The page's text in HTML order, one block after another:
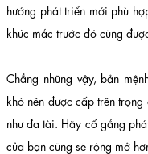
hướng phát triển mới phù
khúc mắc trước đó cũng
Chẳng những vậy, bản
khó nên được cấp trên
như đa tài. Hãy cố gắng
của bạn cũng sẽ rộng mở